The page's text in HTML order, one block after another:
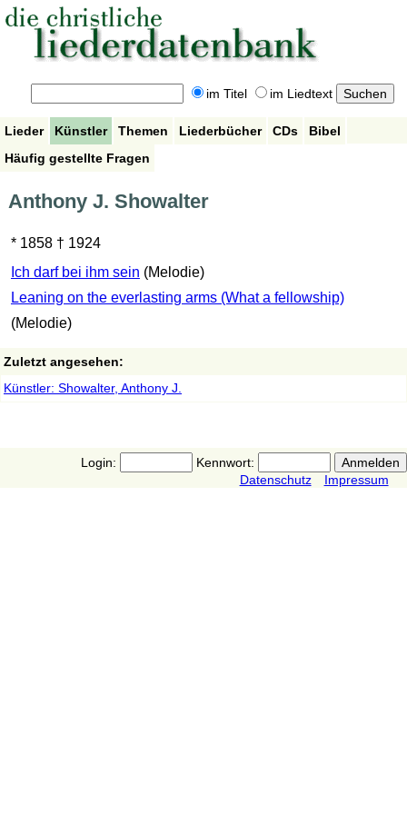
im Titel im Liedtext
Lieder Künstler Themen Liederbücher CDs
Bibel
Häufig gestellte Fragen
Anthony J. Showalter
* 1858 † 1924
Ich darf bei ihm sein (Melodie)
Leaning on the everlasting arms (What a fellowship)
(Melodie)
Zuletzt angesehen:
Künstler: Showalter, Anthony J.
Login:
Kennwort:
Datenschutz
Impressum